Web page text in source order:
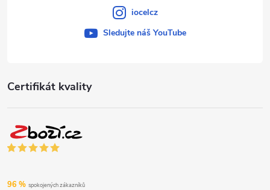
Certifikát kvality
96 % spokojených zákazníků
iocelcz
Sledujte náš YouTube